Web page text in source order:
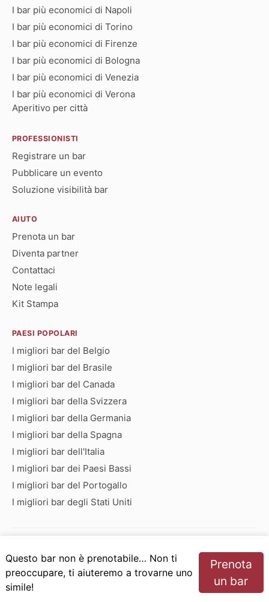
Questo bar non è prenotabile… Non ti
preoccupare, ti aiuteremo a trovarne uno
simile!
Prenota
un bar
I bar più economici di Napoli
I bar più economici di Torino
I bar più economici di Firenze
I bar più economici di Bologna
I bar più economici di Venezia
I bar più economici di Verona
Aperitivo per città
PROFESSIONISTI
Registrare un bar
Pubblicare un evento
Soluzione visibilità bar
AIUTO
Prenota un bar
Diventa partner
Contattaci
Note legali
Kit Stampa
PAESI POPOLARI
I migliori bar del Belgio
I migliori bar del Brasile
I migliori bar del Canada
I migliori bar della Svizzera
I migliori bar della Germania
I migliori bar della Spagna
I migliori bar dell'Italia
I migliori bar dei Paesi Bassi
I migliori bar del Portogallo
I migliori bar degli Stati Uniti
D E M
N
O